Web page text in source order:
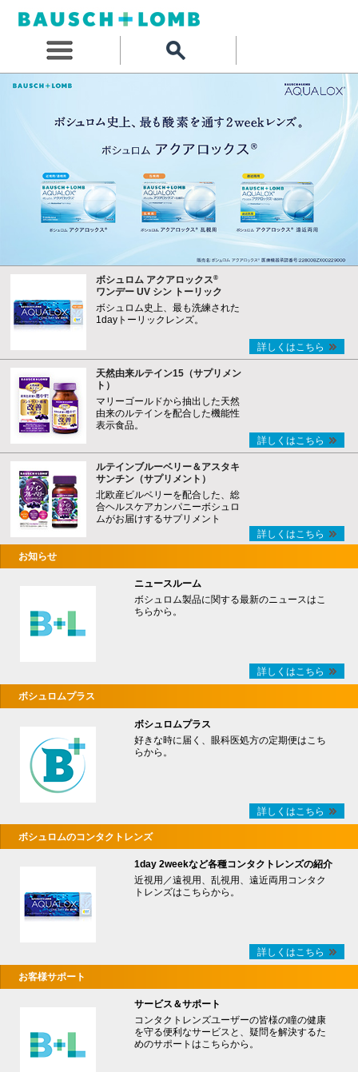
ボシュロム アクアロックス®
ワンデー UV シン トーリック
ボシュロム史上、最も洗練された
1dayトーリックレンズ。
詳しくはこちら
天然由来ルテイン15（サプリメン
ト）
マリーゴールドから抽出した天然
由来のルテインを配合した機能性
表示食品。
詳しくはこちら
ルテインブルーベリー＆アスタキ
サンチン（サプリメント）
北欧産ビルベリーを配合した、総
合ヘルスケアカンパニーボシュロ
ムがお届けするサプリメント
詳しくはこちら
お知らせ
ニュースルーム
ボシュロム製品に関する最新のニュースはこ
ちらから。
詳しくはこちら
ボシュロムプラス
ボシュロムプラス
好きな時に届く、眼科医処方の定期便はこち
らから。
詳しくはこちら
ボシュロムのコンタクトレンズ
1day 2weekなど各種コンタクトレンズの紹介
近視用／遠視用、乱視用、遠近両用コンタク
トレンズはこちらから。
詳しくはこちら
お客様サポート
サービス＆サポート
コンタクトレンズユーザーの皆様の瞳の健康
を守る便利なサービスと、疑問を解決するた
めのサポートはこちらから。